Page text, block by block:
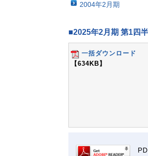
2004年2月期
■2025年2月期 第1四
一括ダウンロード
【634KB】